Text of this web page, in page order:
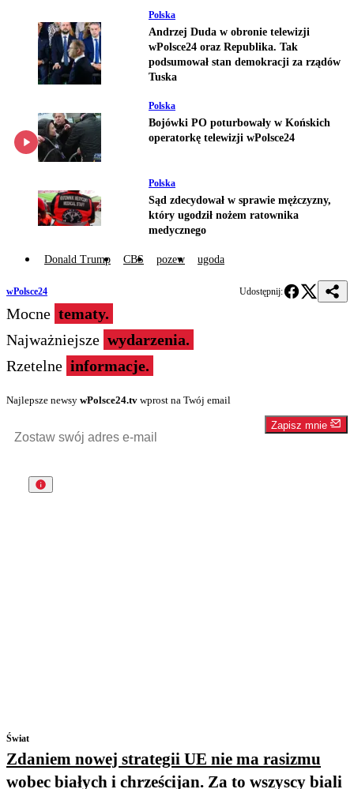
Polska
Andrzej Duda w obronie telewizji
wPolsce24 oraz Republika. Tak
podsumował stan demokracji za rządów
Tuska
Polska
Bojówki PO poturbowały w Końskich
operatorkę telewizji wPolsce24
Polska
Sąd zdecydował w sprawie mężczyzny,
który ugodził nożem ratownika
medycznego
Donald Trump CBS pozew ugoda
wPolsce24 Udostępnij:
Mocne tematy.
Najważniejsze wydarzenia.
Rzetelne informacje.
Najlepsze newsy wPolsce24.tv wprost na Twój email
Zapisz mnie
Świat
Zdaniem nowej strategii UE nie ma rasizmu
wobec białych i chrześcijan. Za to wszyscy biali